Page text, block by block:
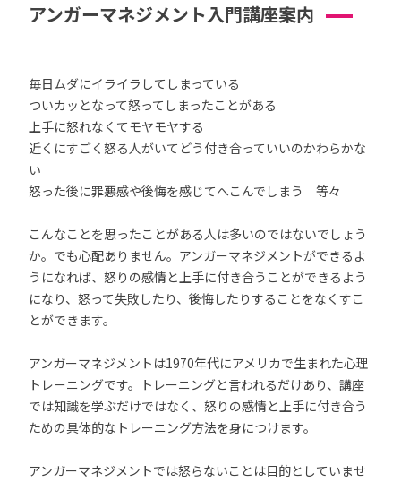
アンガーマネジメント入門講座案内
毎日ムダにイライラしてしまっている
ついカッとなって怒ってしまったことがある
上手に怒れなくてモヤモヤする
近くにすごく怒る人がいてどう付き合っていいのかわらかな
い
怒った後に罪悪感や後悔を感じてへこんでしまう 等々
こんなことを思ったことがある人は多いのではないでしょう
か。でも心配ありません。アンガーマネジメントができるよ
うになれば、怒りの感情と上手に付き合うことができるよう
になり、怒って失敗したり、後悔したりすることをなくすこ
とができます。
アンガーマネジメントは1970年代にアメリカで生まれた心理
トレーニングです。トレーニングと言われるだけあり、講座
では知識を学ぶだけではなく、怒りの感情と上手に付き合う
ための具体的なトレーニング方法を身につけます。
アンガーマネジメントでは怒らないことは目的としていませ